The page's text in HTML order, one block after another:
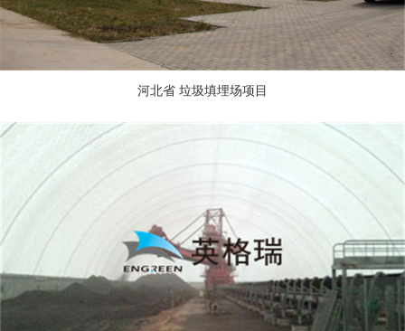
河北省 垃圾填埋场项目